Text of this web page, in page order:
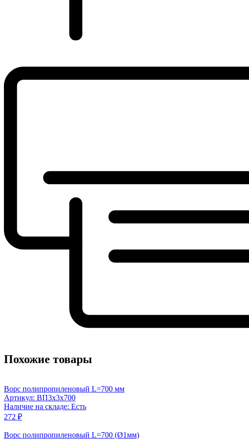
Похожие товары
Ворс полипропиленовый L=700 мм
Артикул: ВП3x3x700
Наличие на складе: Есть
272 ₽
Ворс полипропиленовый L=700 (Ø1мм)